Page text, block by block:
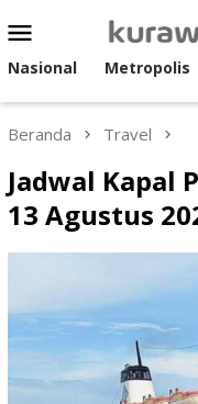
ke
konten
Menu
Mobile
Nasional Metropolis
Beranda Travel
Jadwal Kapal
13 Agustus